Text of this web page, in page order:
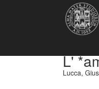
L'
Lucca,